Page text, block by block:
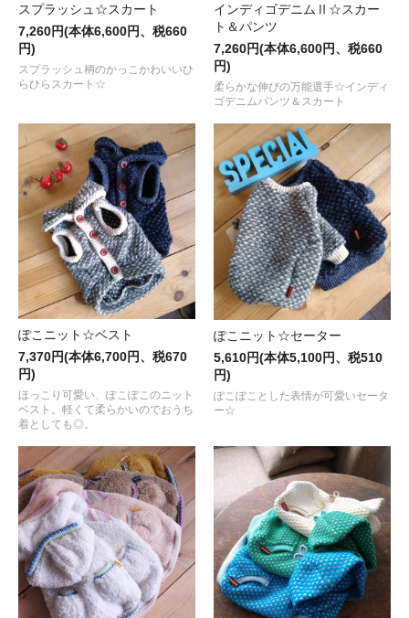
スプラッシュ☆スカート
7,260円(本体6,600円、税660
円)
スプラッシュ柄のかっこかわいいひ
らひらスカート☆
インディゴデニムⅡ☆スカー
ト＆パンツ
7,260円(本体6,600円、税660
円)
柔らかな伸びの万能選手☆インディ
ゴデニムパンツ＆スカート
ぽこニット☆ベスト
7,370円(本体6,700円、税670
円)
ほっこり可愛い、ぽこぽこのニット
ベスト。軽くて柔らかいのでおうち
着としても◎。
ぽこニット☆セーター
5,610円(本体5,100円、税510
円)
ぽこぽことした表情が可愛いセータ
ー☆